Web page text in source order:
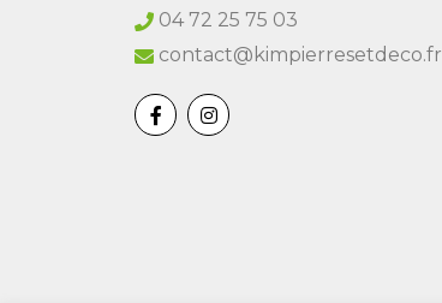
04 72 25 75 03
contact@kimpierresetdeco.fr